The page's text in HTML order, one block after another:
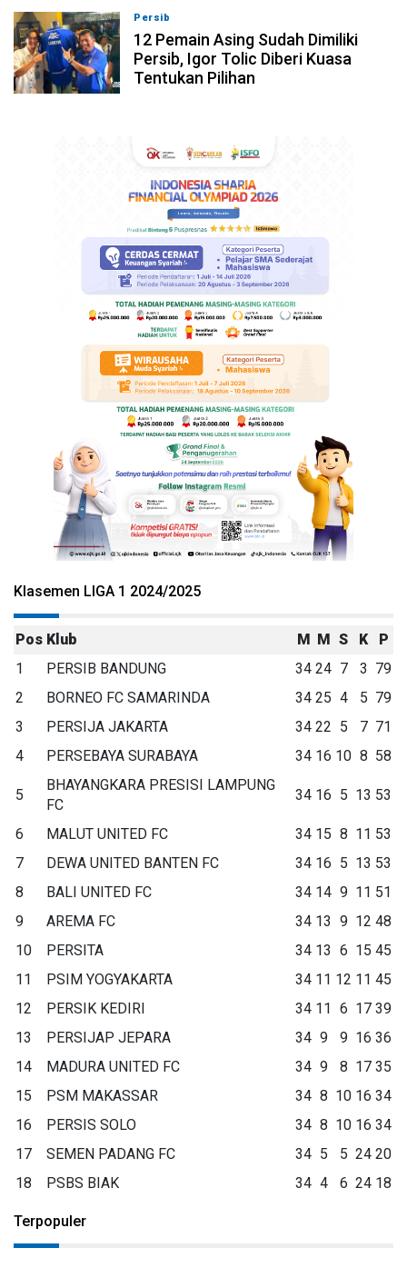
Persib
12 Pemain Asing Sudah Dimiliki
Persib, Igor Tolic Diberi Kuasa
Tentukan Pilihan
Klasemen LIGA 1 2024/2025
Pos Klub M M S K
P
1
PERSIB BANDUNG 34 24 7 3 79
2
BORNEO FC SAMARINDA 34 25 4 5 79
3
PERSIJA JAKARTA 34 22 5 7 71
4
PERSEBAYA SURABAYA 34 16 10 8 58
5
BHAYANGKARA PRESISI LAMPUNG
FC
34 16 5 13 53
6 MALUT UNITED FC 34 15 8 11 53
7
DEWA UNITED BANTEN FC 34 16 5 13 53
8
BALI UNITED FC 34 14 9 11 51
9
AREMA FC 34 13 9 12 48
10
PERSITA 34 13 6 15 45
11
PSIM YOGYAKARTA 34 11 12 11 45
12
PERSIK KEDIRI 34 11 6 17 39
13
PERSIJAP JEPARA 34 9 9 16 36
14
MADURA UNITED FC 34 9 8 17 35
15
PSM MAKASSAR 34 8 10 16 34
16
PERSIS SOLO 34 8 10 16 34
17
SEMEN PADANG FC 34 5 5 24 20
18
PSBS BIAK 34 4 6 24 18
Terpopuler